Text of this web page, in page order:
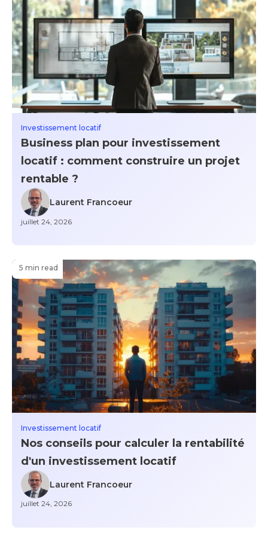
Investissement locatif
Business plan pour investissement
locatif : comment construire un projet
rentable ?
Laurent Francoeur
juillet 24, 2026
5 min read
Investissement locatif
Nos conseils pour calculer la rentabilité
d'un investissement locatif
Laurent Francoeur
juillet 24, 2026